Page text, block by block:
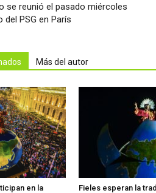
se reunió el pasado miércoles
PSG en París
Más del autor
en la
Fieles esperan la